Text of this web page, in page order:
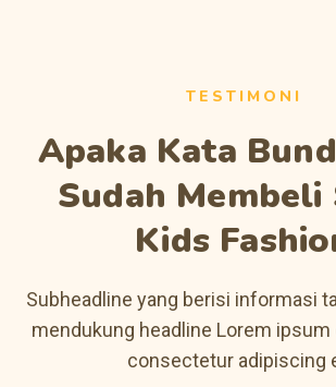
TESTIMONI
Apaka Kata
Sudah Membeli
Kids
Subheadline yang berisi informasi
mendukung headline Lorem ipsum
consectetur adipiscing